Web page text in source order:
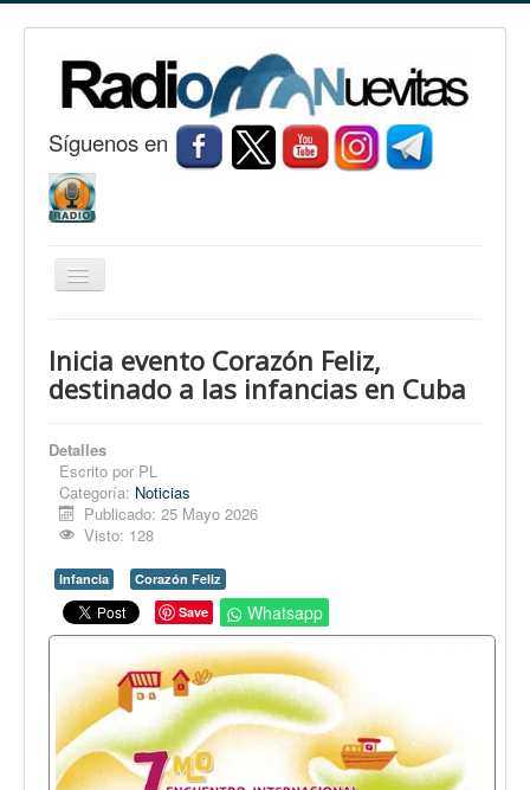
Síguenos en
Cambiar
Nuevitas
Conozca Nuevitas
Fotorreportaje
Opinión
En audio
Medio Ambiente
Ciencia, tecnología y curiosidades
Francés
Inglés
Desempolvando la historia
Inicia evento Corazón Feliz,
destinado a las infancias en Cuba
Detalles
Escrito por PL
Categoría: Noticias
Publicado: 25 Mayo 2026
Visto: 128
Infancia
Corazón Feliz
Save
Whatsapp